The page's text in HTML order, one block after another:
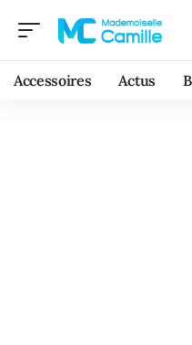
Accessoires Actus